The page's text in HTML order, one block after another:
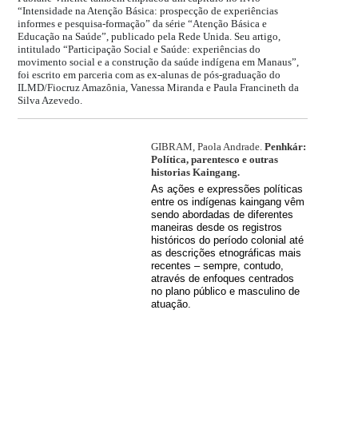
“Intensidade na Atenção Básica: prospecção de experiências
informes e pesquisa-formação” da série “Atenção Básica e
Educação na Saúde”, publicado pela Rede Unida. Seu artigo,
intitulado “Participação Social e Saúde: experiências do
movimento social e a construção da saúde indígena em Manaus”,
foi escrito em parceria com as ex-alunas de pós-graduação do
ILMD/Fiocruz Amazônia, Vanessa Miranda e Paula Francineth da
Silva Azevedo.
GIBRAM, Paola Andrade.Penhkár:
Política, parentesco e outras
historias Kaingang.
As ações e expressões políticas
entre os indígenas kaingang vêm
sendo abordadas de diferentes
maneiras desde os registros
históricos do período colonial até
as descrições etnográficas mais
recentes – sempre, contudo,
através de enfoques centrados
no plano público e masculino de
atuação.